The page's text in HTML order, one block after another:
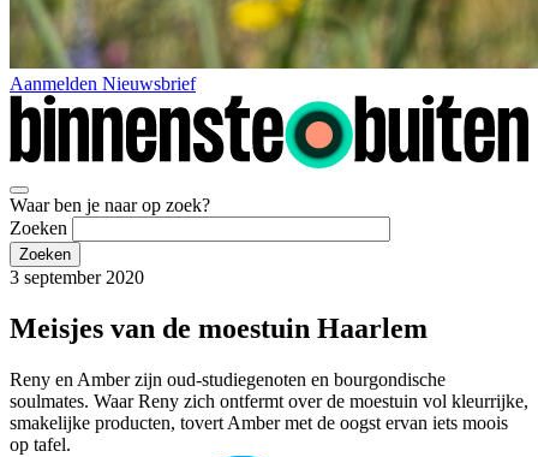
Aanmelden Nieuwsbrief
Waar ben je naar op zoek?
Zoeken
3 september 2020
Meisjes van de moestuin Haarlem
Reny en Amber zijn oud-studiegenoten en bourgondische
soulmates. Waar Reny zich ontfermt over de moestuin vol kleurrijke,
smakelijke producten, tovert Amber met de oogst ervan iets moois
op tafel.